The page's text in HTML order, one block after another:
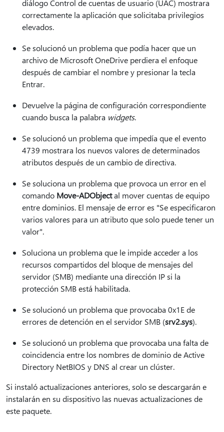
diálogo Control de cuentas de usuario (UAC) mostrara
correctamente la aplicación que solicitaba privilegios
elevados.
Se solucionó un problema que podía hacer que un
archivo de Microsoft OneDrive perdiera el enfoque
después de cambiar el nombre y presionar la tecla
Entrar.
Devuelve la página de configuración correspondiente
cuando busca la palabra widgets.
Se solucionó un problema que impedía que el evento
4739 mostrara los nuevos valores de determinados
atributos después de un cambio de directiva.
Se soluciona un problema que provoca un error en el
comando Move-ADObjectal mover cuentas de equipo
entre dominios. El mensaje de error es "Se especificaron
varios valores para un atributo que solo puede tener un
valor".
Soluciona un problema que le impide acceder a los
recursos compartidos del bloque de mensajes del
servidor (SMB) mediante una dirección IP si la
protección SMB está habilitada.
Se solucionó un problema que provocaba 0x1E de
errores de detención en el servidor SMB (srv2.sys).
Se solucionó un problema que provocaba una falta de
coincidencia entre los nombres de dominio de Active
Directory NetBIOS y DNS al crear un clúster.
Si instaló actualizaciones anteriores, solo se descargarán e
instalarán en su dispositivo las nuevas actualizaciones de
este paquete.